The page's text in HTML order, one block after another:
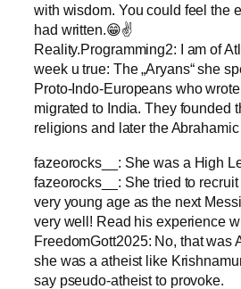
with wisdom. You could feel the
had written.😁✌️
Reality.Programming2: I am of
week u true: The „Aryans“ she
Proto-Indo-Europeans who
migrated to India. They founded
religions and later the
fazeorocks__: She was a High
fazeorocks__: She tried to
very young age as the next
very well! Read his experience
FreedomGott2025: No, that
she was a atheist like
say pseudo-atheist to provoke.